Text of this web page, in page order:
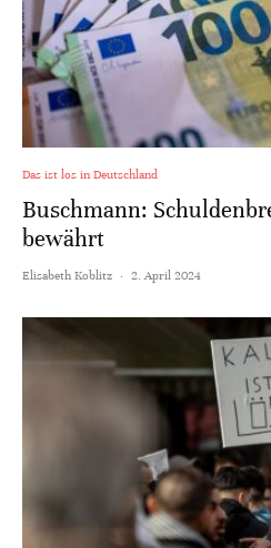
Das ist los in Deutschland
Buschmann:
bewährt
Elisabeth Koblitz · 2. April 2024